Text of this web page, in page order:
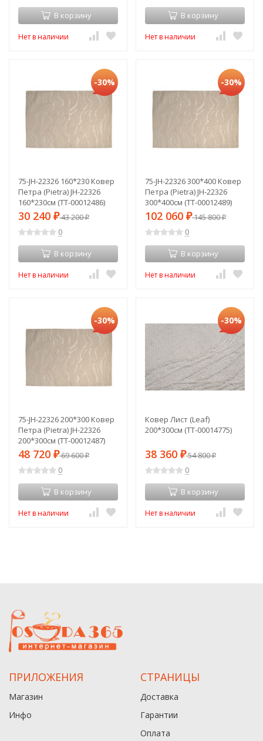
В корзину
Нет в наличии
В корзину
Нет в наличии
-30%
75-JH-22326 160*230 Ковер
Петра (Pietra) JH-22326
160*230см (TT-00012486)
30 240 ₽43 200₽
0
В корзину
Нет в наличии
-30%
75-JH-22326 300*400 Ковер
Петра (Pietra) JH-22326
300*400см (TT-00012489)
102 060 ₽145 800₽
0
В корзину
Нет в наличии
-30%
75-JH-22326 200*300 Ковер
Петра (Pietra) JH-22326
200*300см (TT-00012487)
48 720 ₽69 600₽
0
В корзину
Нет в наличии
-30%
Ковер Лист (Leaf)
200*300см (TT-00014775)
38 360 ₽54 800₽
0
В корзину
Нет в наличии
ПРИЛОЖЕНИЯ
Магазин
Инфо
СТРАНИЦЫ
Доставка
Гарантии
Оплата